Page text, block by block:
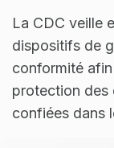
La CDC veille
dispositifs de
conformité
protection des
confiées dans